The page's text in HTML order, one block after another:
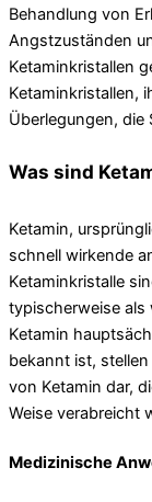
Behandlung von
Angstzuständen
Ketaminkristallen
Ketaminkristallen,
Überlegungen, die
Was sind
Ketamin,
schnell wirkende
Ketaminkristalle
typischerweise als
Ketamin
bekannt ist,
von Ketamin dar,
Weise verabreicht
Medizinische